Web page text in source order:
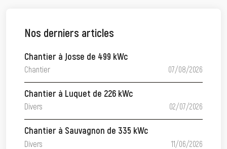
Nos derniers articles
Chantier à Josse de 499 kWc
Chantier 07/08/2026
Chantier à Luquet de 226 kWc
Divers 02/07/2026
Chantier à Sauvagnon de 335 kWc
Divers 11/06/2026